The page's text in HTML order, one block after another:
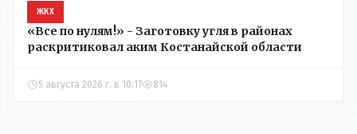
ЖКХ
«Все по нулям!» - Заготовку угля в районах
раскритиковал аким Костанайской области
5 августа 2026 г. в 10:17 814